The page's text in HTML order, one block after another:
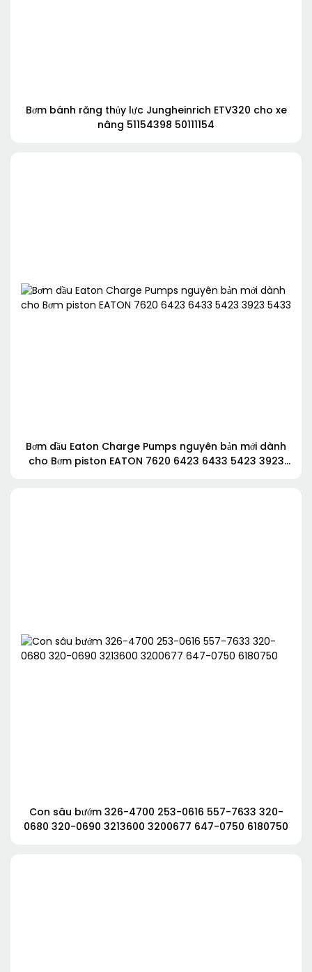
Bơm bánh răng thủy lực Jungheinrich ETV320 cho xe
nâng 51154398 50111154
Bơm dầu Eaton Charge Pumps nguyên bản mới dành
cho Bơm piston EATON 7620 6423 6433 5423 3923
Con sâu bướm 326-4700 253-0616 557-7633 320-
0680 320-0690 3213600 3200677 647-0750 6180750